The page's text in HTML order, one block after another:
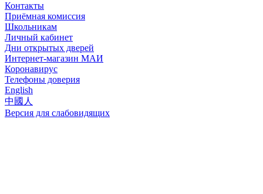
Контакты
Приёмная комиссия
Школьникам
Личный кабинет
Дни открытых дверей
Интернет-магазин МАИ
Коронавирус
Телефоны доверия
English
中國人
Версия для слабовидящих